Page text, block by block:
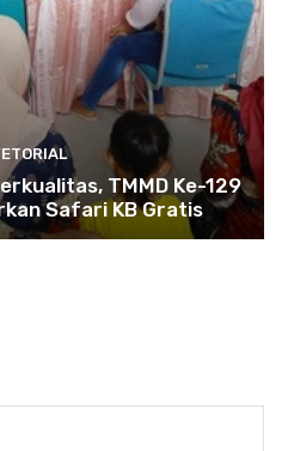
TMMD Ke-129
Safari KB Gratis